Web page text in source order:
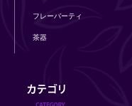
フレーバーティ
茶器